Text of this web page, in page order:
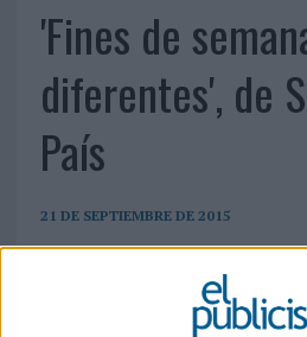
'Fines de
diferentes', de
País
21 DE SEPTIEMBRE DE 2015